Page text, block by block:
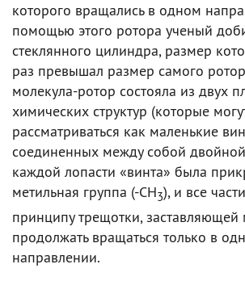
которого вращались в одном
помощью этого ротора ученый
стеклянного цилиндра, размер
раз превышал размер самого
молекула-ротор состояла из двух
химических структур (которые
рассматриваться как маленькие
соединенных между собой
каждой лопасти «винта» была
метильная группа (-CH3), и все
принципу трещотки, заставляющей
продолжать вращаться только в
направлении.